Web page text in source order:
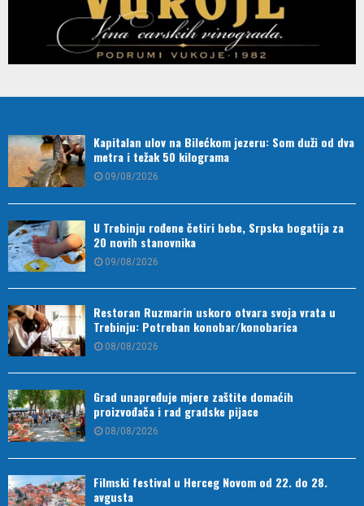
Kapitalan ulov na Bilećkom jezeru: Som duži od dva
metra i težak 50 kilograma
09/08/2026
U Trebinju rođene četiri bebe, Srpska bogatija za
20 novih stanovnika
09/08/2026
Restoran Ruzmarin uskoro otvara svoja vrata u
Trebinju: Potreban konobar/konobarica
08/08/2026
Grad unapređuje mjere zaštite domaćih
proizvođača i rad gradske pijace
08/08/2026
Filmski festival u Herceg Novom od 22. do 28.
avgusta